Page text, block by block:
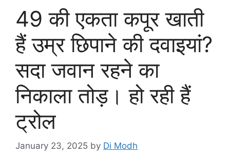
49 की एकता कपूर खाती
हैं उम्र छिपाने की दवाइयां?
सदा जवान रहने का
निकाला तोड़। हो रही हैं
ट्रोल
January 23, 2025 by Di Modh